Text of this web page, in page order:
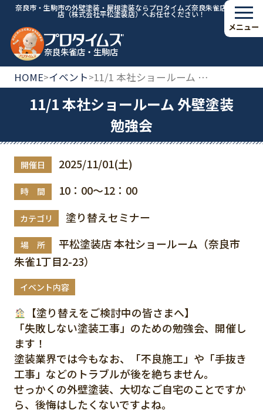
奈良市・生駒市の外壁塗装・屋根塗装ならプロタイムズ奈良朱雀店・生駒
店（株式会社平松塗装店）へお任せください！
奈良朱雀店・生駒店
メニュー
HOME>イベント> 11/1 本社ショールーム 外壁塗装勉強会
11/1 本社ショールーム 外壁塗装
勉強会
開催日 2025/11/01(土)
時 間 10：00～12：00
カテゴリ 塗り替えセミナー
場 所
平松塗装店 本社ショールーム（奈良市
朱雀1丁目2-23）
イベント内容
【塗り替えをご検討中の皆さまへ】
「失敗しない塗装工事」のための勉強会、開催し
ます！
塗装業界では今もなお、「不良施工」や「手抜き
工事」などのトラブルが後を絶ちません。
せっかくの外壁塗装、大切なご自宅のことですか
ら、後悔はしたくないですよね。